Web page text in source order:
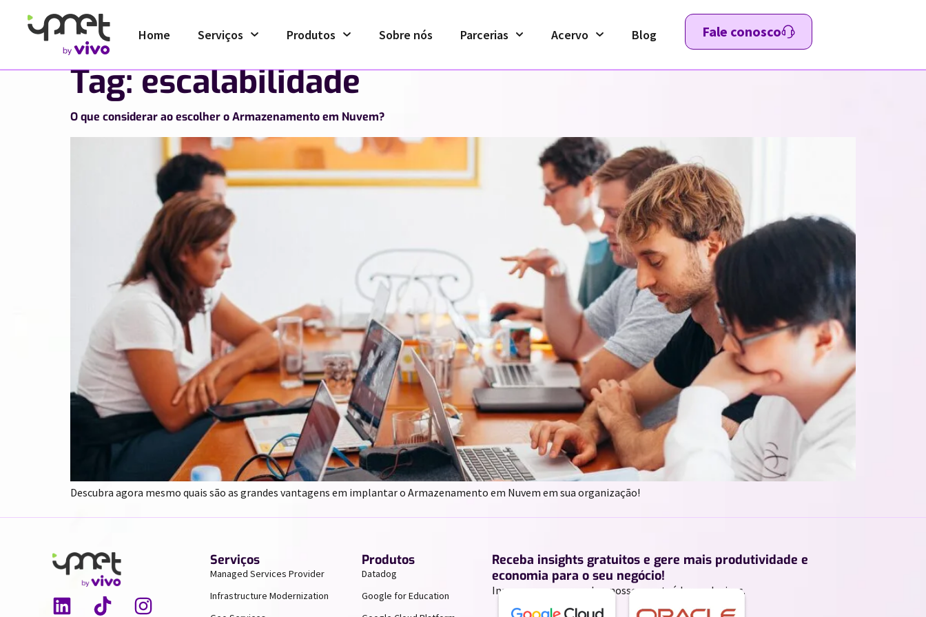
Home Serviços Produtos Sobre nós Parcerias Acervo Blog Fale conosco
Tag:escalabilidade
O que considerar ao escolher o Armazenamento em Nuvem?
Descubra agora mesmo quais são as grandes vantagens em implantar o Armazenamento em Nuvem em sua organização!
Serviços
Managed Services Provider
Infrastructure Modernization
Produtos
Datadog
Google for Education
Receba insights gratuitos e gere mais produtividade e
economia para o seu negócio!
Inscreva-se para receber nossos conteúdos exclusivos.